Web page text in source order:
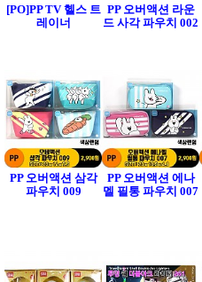
[PO]PP TV 헬스 트
레이너
PP 오버액션 라운
드 사각 파우치 002
PP 오버액션 삼각
파우치 009
PP 오버액션 에나
멜 필통 파우치 007